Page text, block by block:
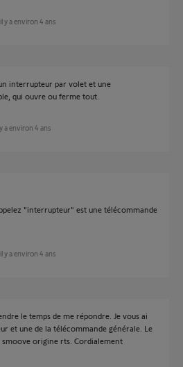
il y a environ 4 ans
interrupteur par volet et une
qui ouvre ou ferme tout.
a environ 4 ans
"interrupteur" est une télécommande
il y a environ 4 ans
le temps de me répondre. Je vous ai
et une de la télécommande générale. Le
smoove origine rts. Cordialement